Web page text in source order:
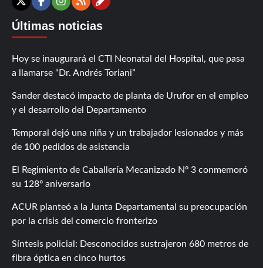
X Facebook
Instagram
RSSContáctanos
Últimas noticias
Hoy se inaugurará el CTI Neonatal del Hospital, que pasa
a llamarse “Dr. Andrés Toriani”
Sander destacó impacto de planta de Urufor en el empleo
y el desarrollo del Departamento
Temporal dejó una niña y un trabajador lesionados y más
de 100 pedidos de asistencia
El Regimiento de Caballería Mecanizado Nº 3 conmemoró
su 128º aniversario
ACUR planteó a la Junta Departamental su preocupación
por la crisis del comercio fronterizo
Síntesis policial: Desconocidos sustrajeron 680 metros de
fibra óptica en cinco hurtos